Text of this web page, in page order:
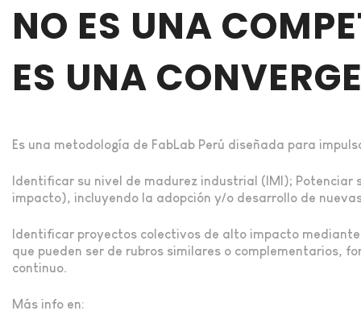
NO ES UNA
ES UNA
Es una metodología de FabLab Perú diseñada para
Identificar su nivel de madurez industrial (IMI);
impacto), incluyendo la adopción y/o desarrollo de
Identificar proyectos colectivos de alto impacto
que pueden ser de rubros similares o complementarios,
continuo.
Más info en: